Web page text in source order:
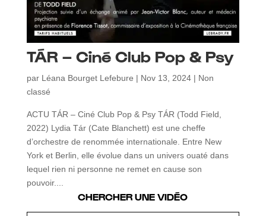
TÁR – Ciné Club Pop & Psy
par Léana Bourget Lefebure | Nov 13, 2024| Non
classé
ACTU TÁR – Ciné Club Pop & Psy TÁR (Todd Field,
2022) Lydia Tár (Cate Blanchett) est une cheffe
d’orchestre de renommée internationale. Entre New
York et Berlin, elle évolue dans un univers ouaté dans
lequel rien ni personne ne remet en cause son
pouvoir....
CHERCHER UNE VIDÉO